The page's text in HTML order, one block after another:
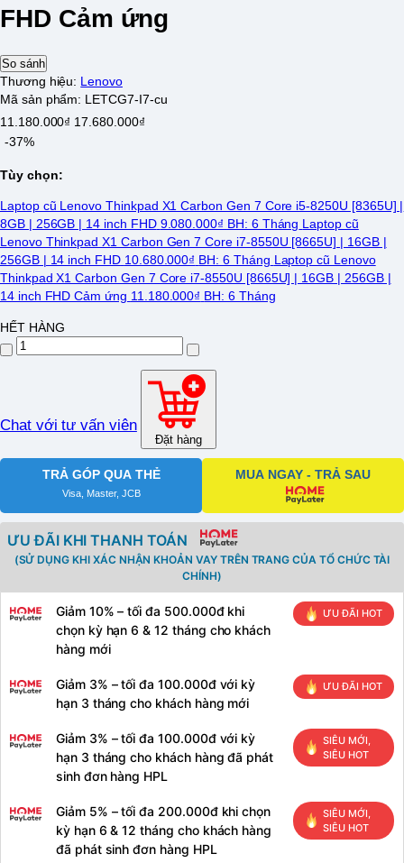
FHD Cảm ứng
So sánh
Thương hiệu: Lenovo
Mã sản phẩm: LETCG7-I7-cu
11.180.000₫ 17.680.000₫
-37%
Tùy chọn:
Laptop cũ Lenovo Thinkpad X1 Carbon Gen 7 Core i5-8250U [8365U] |
8GB | 256GB | 14 inch FHD 9.080.000₫ BH: 6 Tháng Laptop cũ
Lenovo Thinkpad X1 Carbon Gen 7 Core i7-8550U [8665U] | 16GB |
256GB | 14 inch FHD 10.680.000₫ BH: 6 Tháng Laptop cũ Lenovo
Thinkpad X1 Carbon Gen 7 Core i7-8550U [8665U] | 16GB | 256GB |
14 inch FHD Cảm ứng 11.180.000₫ BH: 6 Tháng
HẾT HÀNG
Chat với tư vấn viên
Đặt hàng
TRẢ GÓP QUA THẺ
Visa, Master, JCB
MUA NGAY - TRẢ SAU
ƯU ĐÃI KHI THANH TOÁN
(SỬ DỤNG KHI XÁC NHẬN KHOẢN VAY TRÊN TRANG CỦA TỔ CHỨC TÀI
CHÍNH)
Giảm 10% – tối đa 500.000đ khi
chọn kỳ hạn 6 & 12 tháng cho khách
hàng mới
ƯU ĐÃI HOT
Giảm 3% – tối đa 100.000đ với kỳ
hạn 3 tháng cho khách hàng mới
ƯU ĐÃI HOT
Giảm 3% – tối đa 100.000đ với kỳ
hạn 3 tháng cho khách hàng đã phát
sinh đơn hàng HPL
SIÊU MỚI,
SIÊU HOT
Giảm 5% – tối đa 200.000đ khi chọn
kỳ hạn 6 & 12 tháng cho khách hàng
đã phát sinh đơn hàng HPL
SIÊU MỚI,
SIÊU HOT